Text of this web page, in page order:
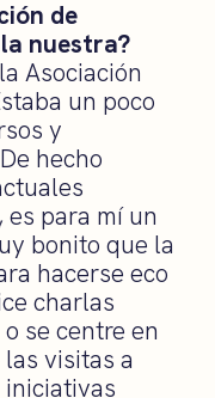
de
nuestra?
Asociación
un poco
y
hecho
es para mí un
bonito que la
hacerse eco
charlas
se centre en
visitas a
iniciativas